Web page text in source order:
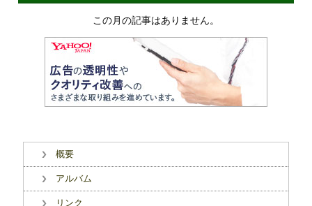
この月の記事はありません。
概要
アルバム
リンク